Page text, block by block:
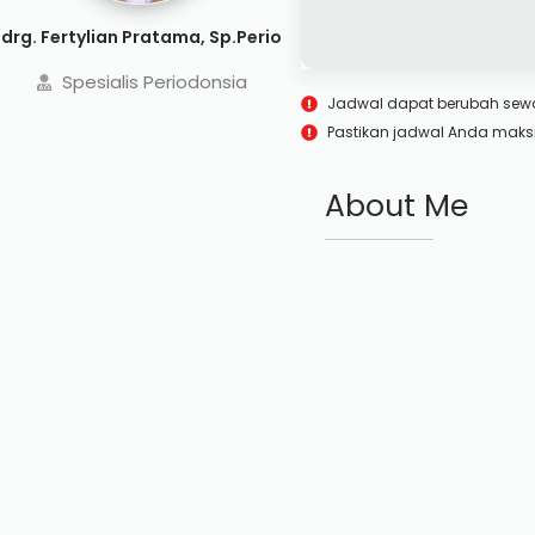
drg. Fertylian Pratama, Sp.Perio
Spesialis Periodonsia
Jadwal dapat berubah
Pastikan jadwal Anda
About Me